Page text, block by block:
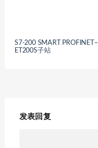
S7-200 SMART PROFINET–
ET200S子站
发表回复